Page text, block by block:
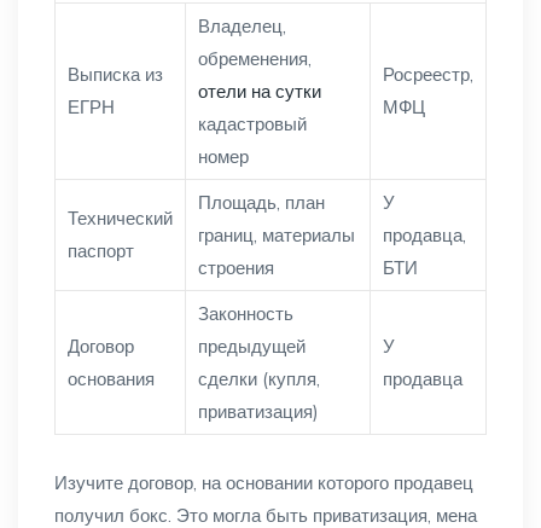
Выписка из
ЕГРН
Владелец,
обременения,
отели на сутки
кадастровый
номер
Росреестр,
МФЦ
Технический
паспорт
Площадь, план
границ, материалы
строения
У
продавца,
БТИ
Договор
основания
Законность
предыдущей
сделки (купля,
приватизация)
У
продавца
Изучите договор, на основании которого продавец
получил бокс. Это могла быть приватизация, мена